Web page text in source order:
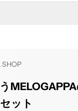
SHOP
ット